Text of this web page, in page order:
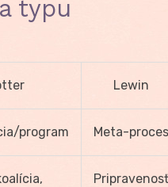
typu
Lewin
program Meta-proces
Pripravenosť